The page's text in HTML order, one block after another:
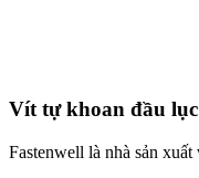
Vít tự khoan đầu
Fastenwell là nhà sản